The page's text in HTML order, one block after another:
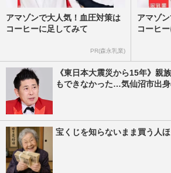
アマゾンで大人気！血圧対策は
コーヒーに足してみて
PR(森永乳業)
アマゾ
コーヒ
《東日本大震災から15年》親
もできなかった…気仙沼市出
宝くじを知らないまま買う人